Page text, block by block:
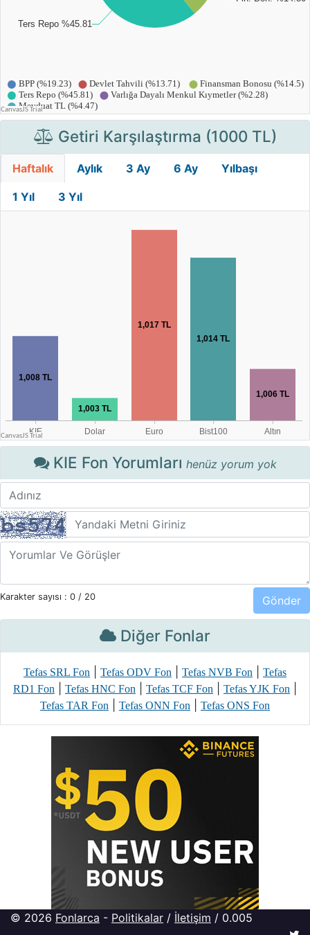
Getiri Karşılaştırma (1000 TL)
Haftalık Aylık 3 Ay 6 Ay Yılbaşı
1 Yıl 3 Yıl
KIE Fon Yorumları henüz yorum yok
Karakter sayısı : 0 / 20
Diğer Fonlar
Tefas SRL Fon Tefas ODV Fon Tefas NVB Fon
Tefas
RD1 Fon
Tefas HNC Fon Tefas TCF Fon Tefas YJK Fon
Tefas TAR Fon Tefas ONN Fon Tefas ONS Fon
© 2026 Fonlarca - Politikalar / İletişim / 0.005